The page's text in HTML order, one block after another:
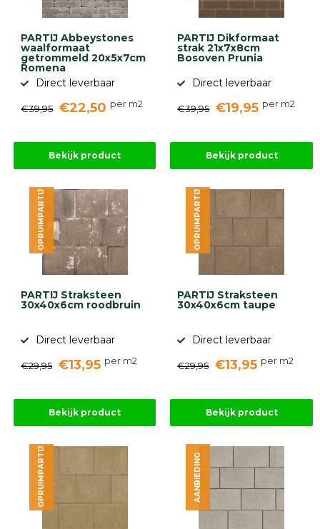
PARTIJ Abbeystones
waalformaat
getrommeld 20x5x7cm
Romena
Direct leverbaar
€39,95 €22,50 per m2
Bekijk product
PARTIJ Dikformaat
strak 21x7x8cm
Bosoven Prunia
Direct leverbaar
€39,95 €19,95 per m2
Bekijk product
PARTIJ Straksteen
30x40x6cm roodbruin
Direct leverbaar
€29,95 €13,95 per m2
OPRUIMPARTIJ
Bekijk product
PARTIJ Straksteen
30x40x6cm taupe
Direct leverbaar
€29,95 €13,95 per m2
OPRUIMPARTIJ
Bekijk product
OPRUIMPARTIJ AANBIEDING